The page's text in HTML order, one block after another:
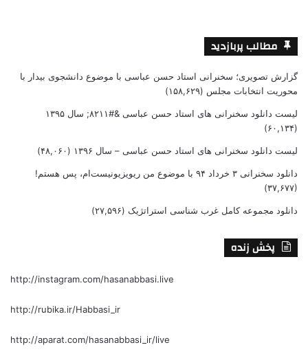
مطالب پربازدید
گزارش تصویری؛ سخنرانی استاد حسن عباسی با موضوع دانشجوی بیدار با
محوریت انتخابات مجلس (۱۵۸,۶۲۹)
لیست دانلود سخنرانی های استاد حسن عباسی &#۸۲۱۱; سال ۱۳۹۵
(۶۰,۱۳۴)
لیست دانلود سخنرانی های استاد حسن عباسی – سال ۱۳۹۶ (۴۸,۰۶۰)
دانلود سخنرانی ۳ خرداد ۹۴ با موضوع من ریویزیونیست‌ام، پس هستم!
(۳۷,۶۷۷)
دانلود مجموعه کامل غرب شناسی استراتژیک (۲۷,۵۹۶)
پخش زنده
http://instagram.com/hasanabbasi.live
http://rubika.ir/Habbasi_ir
http://aparat.com/hasanabbasi_ir/live